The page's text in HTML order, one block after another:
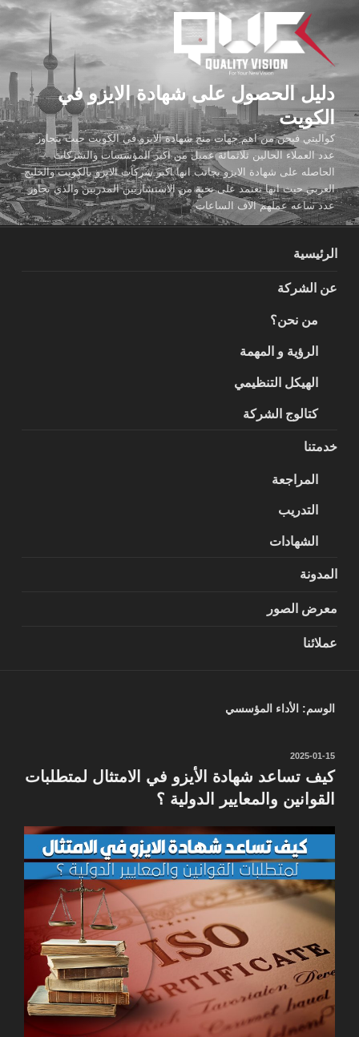
المحتوى
دليل الحصول على شهادة الايزو في
الكويت
كواليتي فيجن من اهم جهات منح شهادة الايزو في الكويت حيث يتجاوز
عدد العملاء الحالين ثلاثمائة عميل من اكبر المؤسسات والشركات
الحاصله على شهادة الايزو بجانب انها اكبر شركات الايزو بالكويت والخليج
العربي حيث انها تعتمد على نخبة من الاستشاريين المدربين والذي تجاوز
عدد ساعه عملهم الاف الساعات
الرئيسية
عن الشركة
من نحن؟
الرؤية و المهمة
الهيكل التنظيمي
كتالوج الشركة
خدمتنا
المراجعة
التدريب
الشهادات
المدونة
معرض الصور
عملائنا
الوسم: الأداء المؤسسي
نُشر
في
2025-01-15
كيف تساعد شهادة الأيزو في الامتثال لمتطلبات
القوانين والمعايير الدولية ؟